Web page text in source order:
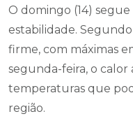
O domingo (14)
estabilidade.
firme, com máximas
segunda-feira, o
temperaturas que
região.